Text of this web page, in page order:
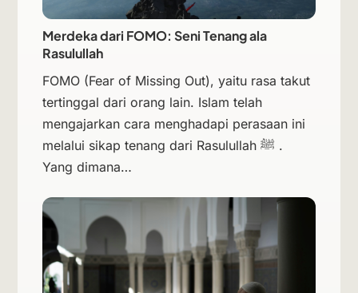
Merdeka dari FOMO: Seni Tenang ala
Rasulullah
FOMO (Fear of Missing Out), yaitu rasa takut
tertinggal dari orang lain. Islam telah
mengajarkan cara menghadapi perasaan ini
melalui sikap tenang dari Rasulullah ﷺ .
Yang dimana…